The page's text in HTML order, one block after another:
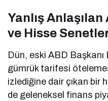
Yanlış
ve Hisse
Dün, eski ABD Başkanı
gümrük tarifesi
izlediğine dair çıkan bir
de geleneksel finans